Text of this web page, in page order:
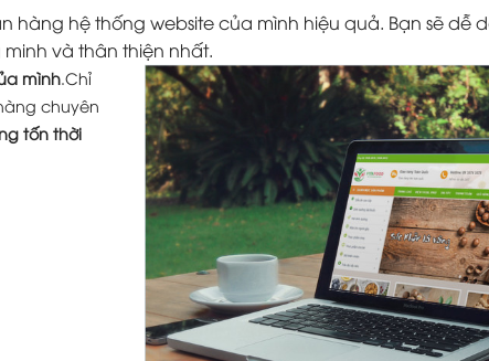
hàng hệ thống website của mình hiệu quả. Bạn sẽ dễ
và thân thiện nhất.
mình.Chỉ
chuyên
tốn thời